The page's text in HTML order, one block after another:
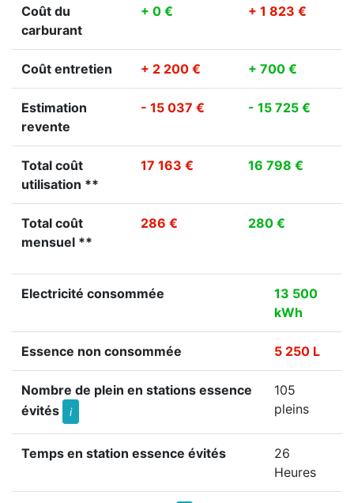
Coût du
carburant
+ 0 € + 1 823 €
Coût entretien + 2 200 € + 700 €
Estimation
revente
- 15 037 € - 15 725 €
Total coût
utilisation **
17 163 € 16 798 €
Total coût
mensuel **
286 € 280 €
Electricité consommée
13 500
kWh
Essence non consommée 5 250 L
Nombre de plein en stations essence
évités
i
105
pleins
Temps en station essence évités
26
Heures